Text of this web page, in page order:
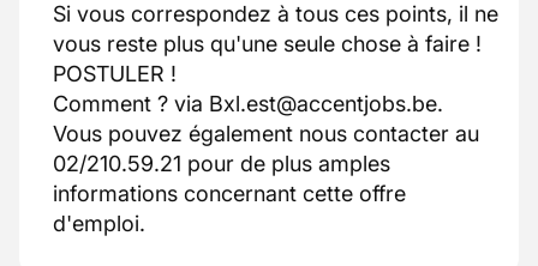
Si vous correspondez à tous ces points, il ne
vous reste plus qu'une seule chose à faire !
POSTULER !
Comment ? via Bxl.est@accentjobs.be.
Vous pouvez également nous contacter au
02/210.59.21 pour de plus amples
informations concernant cette offre
d'emploi.